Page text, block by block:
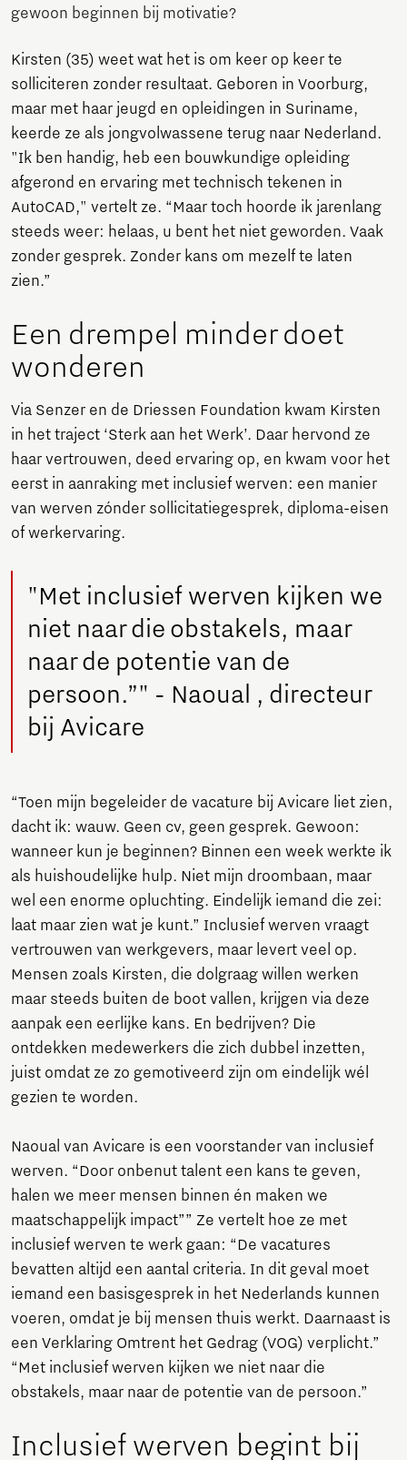
gewoon beginnen bij motivatie?
Kirsten (35) weet wat het is om keer op keer te
solliciteren zonder resultaat. Geboren in Voorburg,
maar met haar jeugd en opleidingen in Suriname,
keerde ze als jongvolwassene terug naar Nederland.
"Ik ben handig, heb een bouwkundige opleiding
afgerond en ervaring met technisch tekenen in
AutoCAD," vertelt ze. “Maar toch hoorde ik jarenlang
steeds weer: helaas, u bent het niet geworden. Vaak
zonder gesprek. Zonder kans om mezelf te laten
zien.”
Een drempel minder doet
wonderen
Via Senzer en de Driessen Foundation kwam Kirsten
in het traject ‘Sterk aan het Werk’. Daar hervond ze
haar vertrouwen, deed ervaring op, en kwam voor het
eerst in aanraking met inclusief werven: een manier
van werven zónder sollicitatiegesprek, diploma-eisen
of werkervaring.
"Met inclusief werven kijken we
niet naar die obstakels, maar
naar de potentie van de
persoon.”" - Naoual , directeur
bij Avicare
“Toen mijn begeleider de vacature bij Avicare liet zien,
dacht ik: wauw. Geen cv, geen gesprek. Gewoon:
wanneer kun je beginnen? Binnen een week werkte ik
als huishoudelijke hulp. Niet mijn droombaan, maar
wel een enorme opluchting. Eindelijk iemand die zei:
laat maar zien wat je kunt.” Inclusief werven vraagt
vertrouwen van werkgevers, maar levert veel op.
Mensen zoals Kirsten, die dolgraag willen werken
maar steeds buiten de boot vallen, krijgen via deze
aanpak een eerlijke kans. En bedrijven? Die
ontdekken medewerkers die zich dubbel inzetten,
juist omdat ze zo gemotiveerd zijn om eindelijk wél
gezien te worden.
Naoual van Avicare is een voorstander van inclusief
werven. “Door onbenut talent een kans te geven,
halen we meer mensen binnen én maken we
maatschappelijk impact”” Ze vertelt hoe ze met
inclusief werven te werk gaan: “De vacatures
bevatten altijd een aantal criteria. In dit geval moet
iemand een basisgesprek in het Nederlands kunnen
voeren, omdat je bij mensen thuis werkt. Daarnaast is
een Verklaring Omtrent het Gedrag (VOG) verplicht.”
“Met inclusief werven kijken we niet naar die
obstakels, maar naar de potentie van de persoon.”
Inclusief werven begint bij